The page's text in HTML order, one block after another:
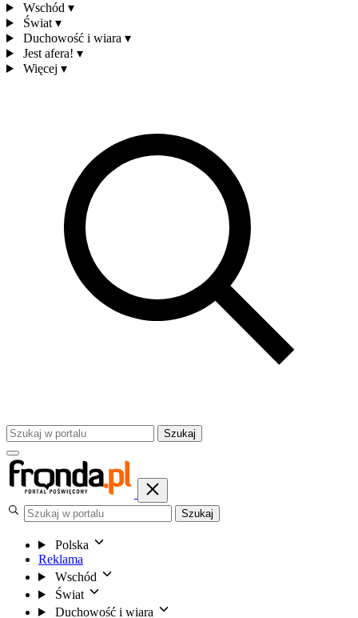
Wschód ▾
Świat ▾
Duchowość i wiara ▾
Jest afera! ▾
Więcej ▾
Szukaj
Szukaj
Polska
Reklama
Wschód
Świat
Duchowość i wiara